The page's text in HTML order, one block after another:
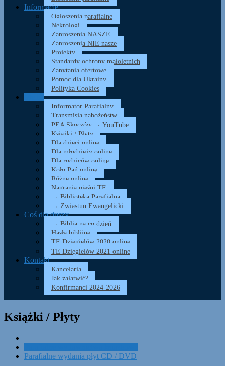
Informacje
Ogłoszenia parafialne
Nekrologi
Zaproszenia NASZE
Zaproszenia NIE nasze
Projekty
Standardy ochrony małoletnich
Zapytania ofertowe
Pomoc dla Ukrainy
Polityka Cookies
Informator Parafialny
Transmisja nabożeństw
PEA Skoczów → YouTube
Książki / Płyty
Dla dzieci online
Dla młodzieży online
Dla rodziców online
Koło Pań online
Różne online
Nagrania pieśni TE
→ Biblioteka Parafialna
→ Zwiastun Ewangelicki
Coś dla duszy…
→ Biblia na co dzień
Hasła biblijne
TE Dzięgielów 2020 online
TE Dzięgielów 2021 online
Kontakt
Kancelaria
Jak załatwić?
Konfirmanci 2024-2026
Książki / Płyty
Parafialne wydania płyt CD / DVD